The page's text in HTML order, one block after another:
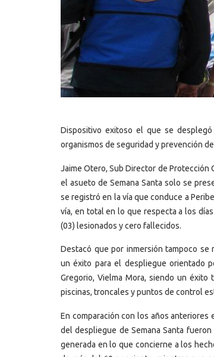
Dispositivo exitoso el que se
organismos de seguridad y prevención
Jaime Otero, Sub Director de Protección
el asueto de Semana Santa solo se
se registró en la vía que conduce a
vía, en total en lo que respecta a los
(03) lesionados y cero fallecidos.
Destacó que por inmersión tampoco se
un éxito para el despliegue orientado
Gregorio, Vielma Mora, siendo un
piscinas, troncales y puntos de control
En comparación con los años
del despliegue de Semana Santa
generada en lo que concierne a los